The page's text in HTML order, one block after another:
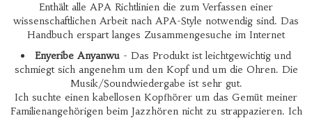
Enthält alle APA Richtlinien die zum Verfassen einer
wissenschaftlichen Arbeit nach APA-Style notwendig sind. Das
Handbuch erspart langes Zusammengesuche im Internet
Enyeribe Anyanwu - Das Produkt ist leichtgewichtig und
schmiegt sich angenehm um den Kopf und um die Ohren. Die
Musik/Soundwiedergabe ist sehr gut.
Ich suchte einen kabellosen Kopfhörer um das Gemüt meiner
Familienangehörigen beim Jazzhören nicht zu strappazieren. Ich